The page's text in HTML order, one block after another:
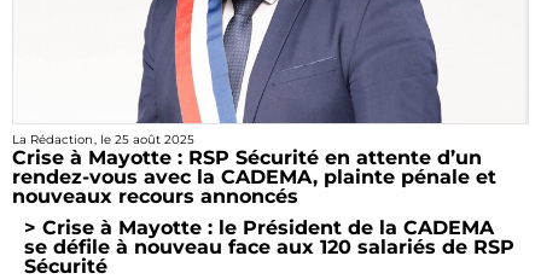
La Rédaction, le 25 août 2025
Crise à Mayotte : RSP Sécurité en attente d’un
rendez-vous avec la CADEMA, plainte pénale et
nouveaux recours annoncés
> Crise à Mayotte : le Président de la CADEMA
se défile à nouveau face aux 120 salariés de RSP
Sécurité